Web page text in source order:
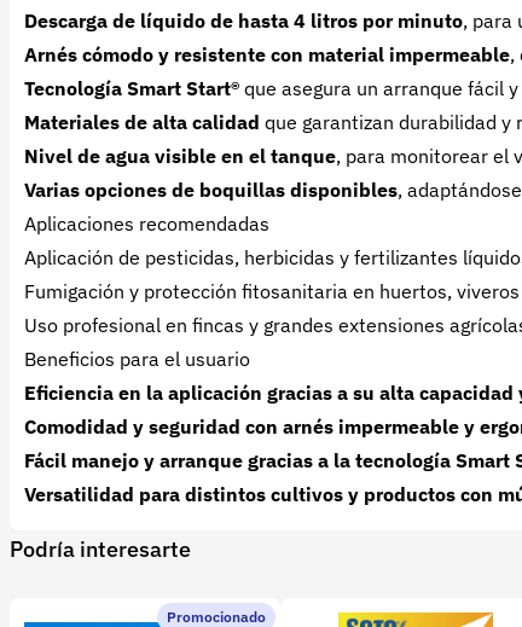
Descarga de líquido de hasta 4 litros por minuto, para
Arnés cómodo y resistente con material impermeable,
Tecnología Smart Start® que asegura un arranque fácil
Materiales de alta calidad que garantizan durabilidad y
Nivel de agua visible en el tanque, para monitorear el
Varias opciones de boquillas disponibles,
Aplicaciones recomendadas
Aplicación de pesticidas, herbicidas y fertilizantes
Fumigación y protección fitosanitaria en huertos,
Uso profesional en fincas y grandes extensiones
Beneficios para el usuario
Eficiencia en la aplicación gracias a su alta capacidad
Comodidad y seguridad con arnés impermeable y
Fácil manejo y arranque gracias a la tecnología Smart
Versatilidad para distintos cultivos y productos con
Podría interesarte
Promocionado